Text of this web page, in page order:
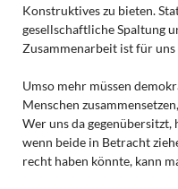
Konstruktives zu bieten.
gesellschaftliche Spaltung
Zusammenarbeit ist für uns
Umso mehr müssen
Menschen
Wer uns da gegenübersitzt,
wenn beide in Betracht
recht haben könnte, kann